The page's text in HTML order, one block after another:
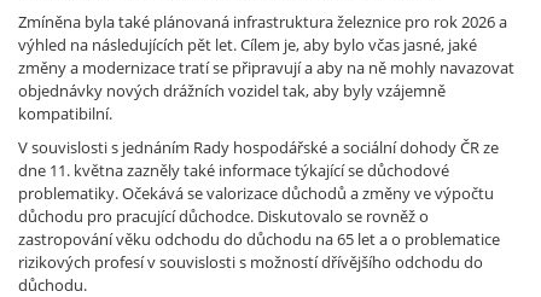
Zmíněna byla také plánovaná infrastruktura železnice pro rok 2026 a
výhled na následujících pět let. Cílem je, aby bylo včas jasné, jaké
změny a modernizace tratí se připravují a aby na ně mohly navazovat
objednávky nových drážních vozidel tak, aby byly vzájemně
kompatibilní.
V souvislosti s jednáním Rady hospodářské a sociální dohody ČR ze
dne 11. května zazněly také informace týkající se důchodové
problematiky. Očekává se valorizace důchodů a změny ve výpočtu
důchodu pro pracující důchodce. Diskutovalo se rovněž o
zastropování věku odchodu do důchodu na 65 let a o problematice
rizikových profesí v souvislosti s možností dřívějšího odchodu do
důchodu.